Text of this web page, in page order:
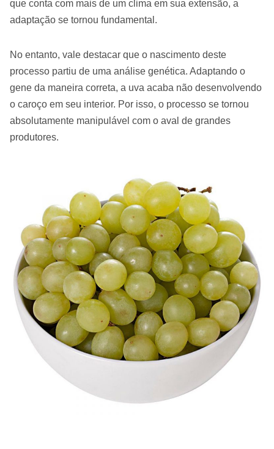
que conta com mais de um clima em sua extensão, a
adaptação se tornou fundamental.
No entanto, vale destacar que o nascimento deste
processo partiu de uma análise genética. Adaptando o
gene da maneira correta, a uva acaba não desenvolvendo
o caroço em seu interior. Por isso, o processo se tornou
absolutamente manipulável com o aval de grandes
produtores.